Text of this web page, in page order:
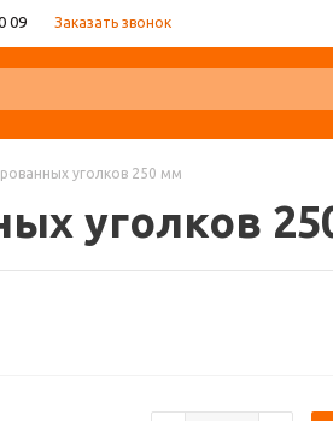
09 Заказать звонок
уголков 250 мм
уголков